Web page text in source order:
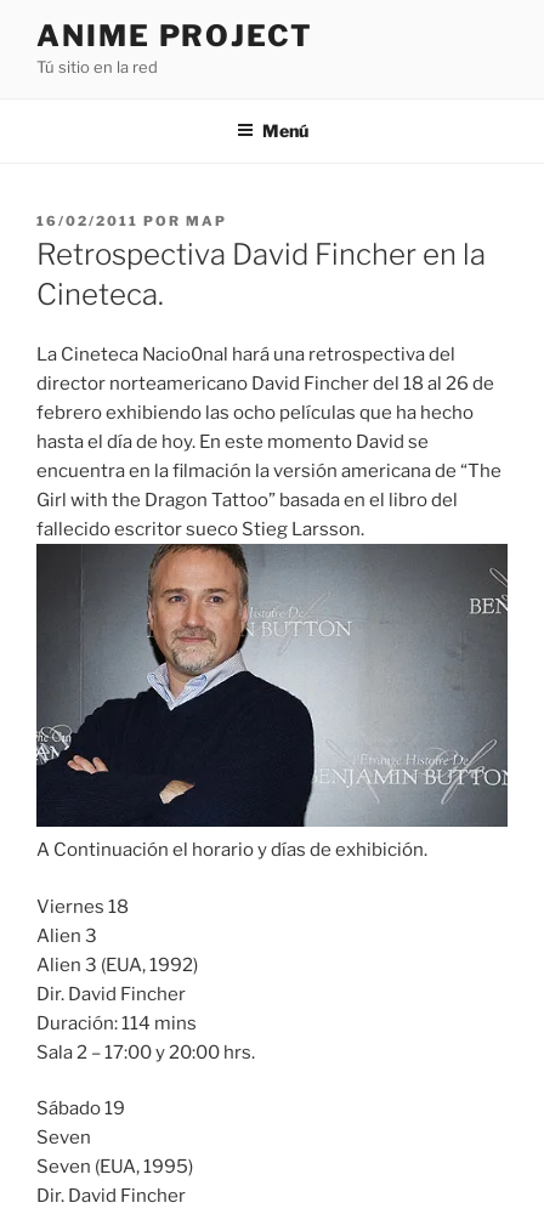
contenido
ANIME PROJECT
Tú sitio en la red
Menú
PUBLICADO
EL
16/02/2011 POR MAP
Retrospectiva David Fincher en la
Cineteca.
La Cineteca Nacio0nal hará una retrospectiva del
director norteamericano David Fincher del 18 al 26 de
febrero exhibiendo las ocho películas que ha hecho
hasta el día de hoy. En este momento David se
encuentra en la filmación la versión americana de “The
Girl with the Dragon Tattoo” basada en el libro del
fallecido escritor sueco Stieg Larsson.
A Continuación el horario y días de exhibición.
Viernes 18
Alien 3
Alien 3 (EUA, 1992)
Dir. David Fincher
Duración: 114 mins
Sala 2 – 17:00 y 20:00 hrs.
Sábado 19
Seven
Seven (EUA, 1995)
Dir. David Fincher